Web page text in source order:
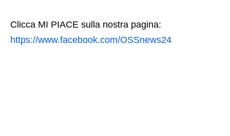
Clicca MI PIACE sulla nostra pagina:
https://www.facebook.com/OSSnews24